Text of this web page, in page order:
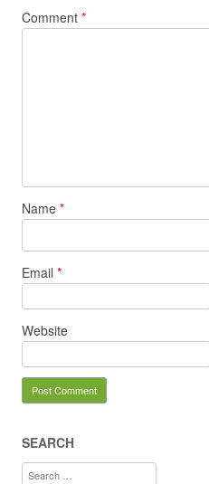
Comment *
Name *
Email *
Website
SEARCH
Search